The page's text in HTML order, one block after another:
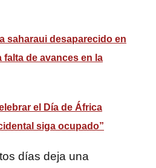
saharaui desaparecido en
falta de avances en la
el Día de África
siga ocupado”
días deja una